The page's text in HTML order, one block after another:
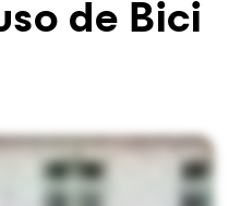
de Bici